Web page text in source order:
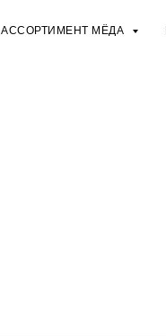
АССОРТИМЕНТ МЁДА